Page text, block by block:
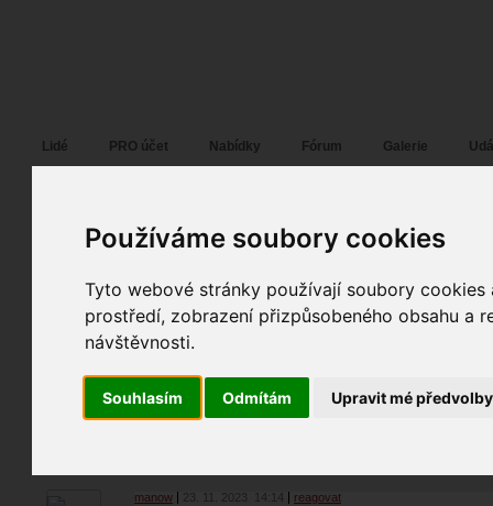
Používáme soubory cookies
Tyto webové stránky používají soubory
prostředí, zobrazení přizpůsobeného obsahu a
návštěvnosti.
Souhlasím Odmítám Upravit mé předvolby
Lidé PRO účet Nabídky Fórum Galerie
Mil4nek 25. 10. 2018 12:29 portrét
Lucka :-)
manow 23. 11. 2023 14:14 reagovat